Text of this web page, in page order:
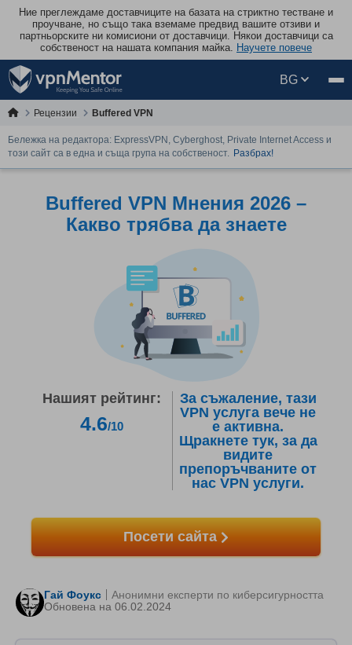
Ние преглеждаме доставчиците на базата на стриктно тестване и
проучване, но също така вземаме предвид вашите отзиви и
партньорските ни комисиони от доставчици. Някои доставчици са
собственост на нашата компания майка. Научете повече
BG
Рецензии Buffered VPN
Бележка на редактора: ExpressVPN, Cyberghost, Private Internet Access и
този сайт са в една и съща група на собственост. Разбрах!
Buffered VPN Mнения 2026 –
Какво трябва да знаете
Нашият рейтинг:
4.6/10
За съжаление, тази
VPN услуга вече не
е активна.
Щракнете тук, за да
видите
препоръчваните от
нас VPN услуги.
Посети сайта
Гай Фоукс
Oбновена на 06.02.2024
Анонимни експерти по киберсигурността